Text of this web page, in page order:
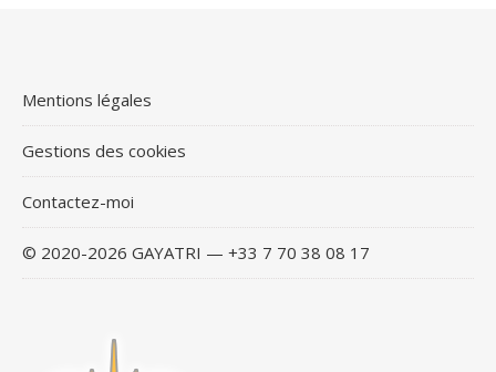
Mentions légales
Gestions des cookies
Contactez-moi
© 2020-2026 GAYATRI — +33 7 70 38 08 17